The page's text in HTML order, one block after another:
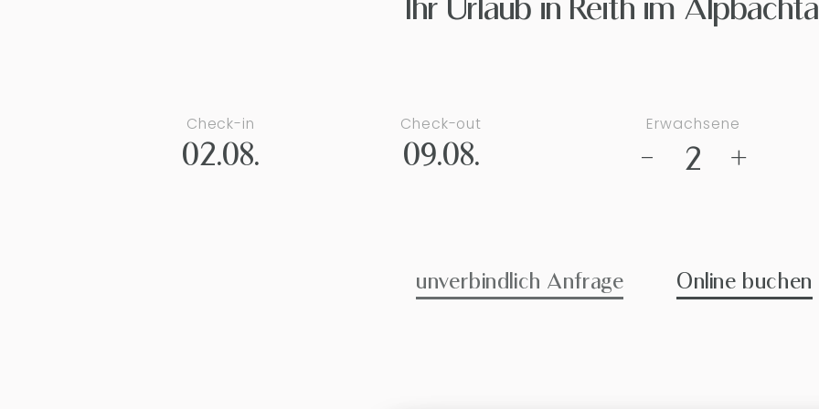
Check-in
02.08.
Check-out
09.08.
Erwachsene
- 2 +
unverbindlich Anfrage Online buchen